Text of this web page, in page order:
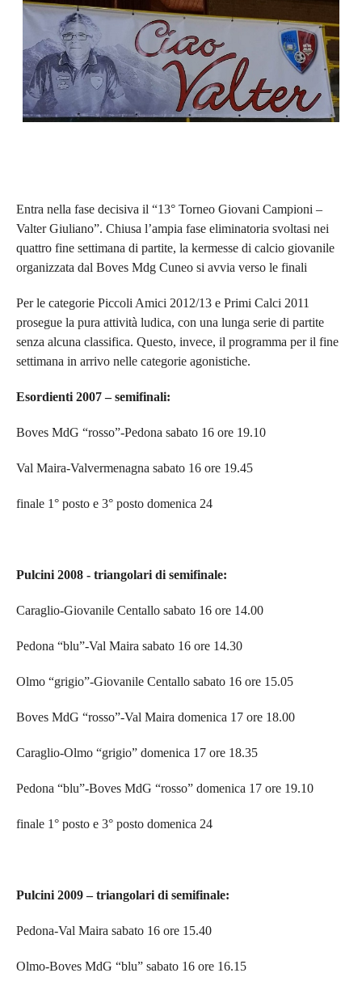
VERCELLI
VERBANO-CUSIO-OSSOIA
AOSTA
Carica la tua Rosa
SHOP
Entra nella fase decisiva il “13° Torneo Giovani Campioni –
Valter Giuliano”. Chiusa l’ampia fase eliminatoria svoltasi nei
quattro fine settimana di partite, la kermesse di calcio giovanile
organizzata dal Boves Mdg Cuneo si avvia verso le finali
Per le categorie Piccoli Amici 2012/13 e Primi Calci 2011
prosegue la pura attività ludica, con una lunga serie di partite
senza alcuna classifica. Questo, invece, il programma per il fine
settimana in arrivo nelle categorie agonistiche.
Esordienti 2007 – semifinali:
Boves MdG “rosso”-Pedona sabato 16 ore 19.10
Val Maira-Valvermenagna sabato 16 ore 19.45
finale 1° posto e 3° posto domenica 24
Pulcini 2008 - triangolari di semifinale:
Caraglio-Giovanile Centallo sabato 16 ore 14.00
Pedona “blu”-Val Maira sabato 16 ore 14.30
Olmo “grigio”-Giovanile Centallo sabato 16 ore 15.05
Boves MdG “rosso”-Val Maira domenica 17 ore 18.00
Caraglio-Olmo “grigio” domenica 17 ore 18.35
Pedona “blu”-Boves MdG “rosso” domenica 17 ore 19.10
finale 1° posto e 3° posto domenica 24
Pulcini 2009 – triangolari di semifinale:
Pedona-Val Maira sabato 16 ore 15.40
Olmo-Boves MdG “blu” sabato 16 ore 16.15